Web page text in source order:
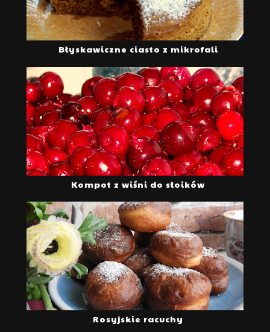
Błyskawiczne ciasto z mikrofali
Kompot z wiśni do słoików
Rosyjskie racuchy